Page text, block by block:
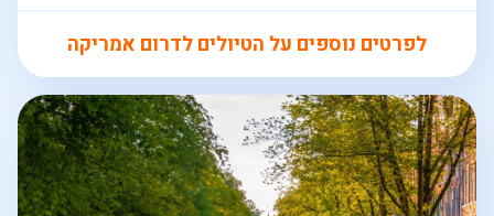
לפרטים נוספים על הטיולים לדרום אמריקה